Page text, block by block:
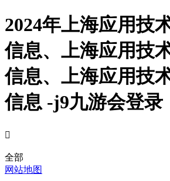
2024年上海应用技
信息、上海应用技
信息、上海应用技
信息 -j9九游会登录

全部
网站地图